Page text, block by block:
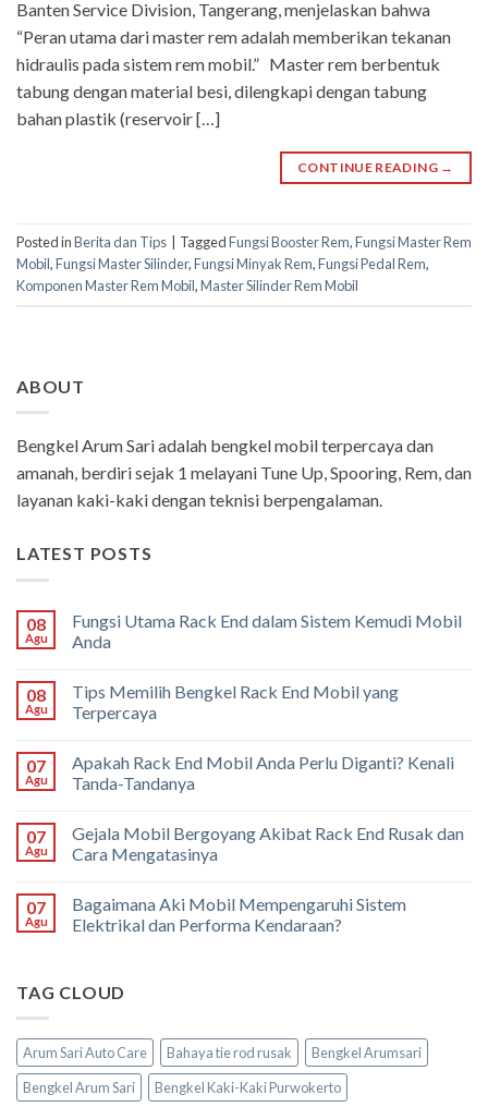
Banten Service Division, Tangerang, menjelaskan bahwa
“Peran utama dari master rem adalah memberikan tekanan
hidraulis pada sistem rem mobil.” Master rem berbentuk
tabung dengan material besi, dilengkapi dengan tabung
bahan plastik (reservoir […]
CONTINUE READING →
Posted inBerita dan Tips TaggedFungsi Booster Rem,Fungsi Master Rem
Mobil,Fungsi Master Silinder,Fungsi Minyak Rem,Fungsi Pedal Rem,
Komponen Master Rem Mobil,Master Silinder Rem Mobil
ABOUT
Bengkel Arum Sari adalah bengkel mobil terpercaya dan
amanah, berdiri sejak 1 melayani Tune Up, Spooring, Rem, dan
layanan kaki-kaki dengan teknisi berpengalaman.
LATEST POSTS
08
Agu
Fungsi Utama Rack End dalam Sistem Kemudi Mobil
Anda
08
Agu
Tips Memilih Bengkel Rack End Mobil yang
Terpercaya
07
Agu
Apakah Rack End Mobil Anda Perlu Diganti? Kenali
Tanda-Tandanya
07
Agu
Gejala Mobil Bergoyang Akibat Rack End Rusak dan
Cara Mengatasinya
07
Agu
Bagaimana Aki Mobil Mempengaruhi Sistem
Elektrikal dan Performa Kendaraan?
TAG CLOUD
Arum Sari Auto Care Bahaya tie rod rusak
Bengkel Arumsari
Bengkel Arum Sari
Bengkel Kaki-Kaki Purwokerto